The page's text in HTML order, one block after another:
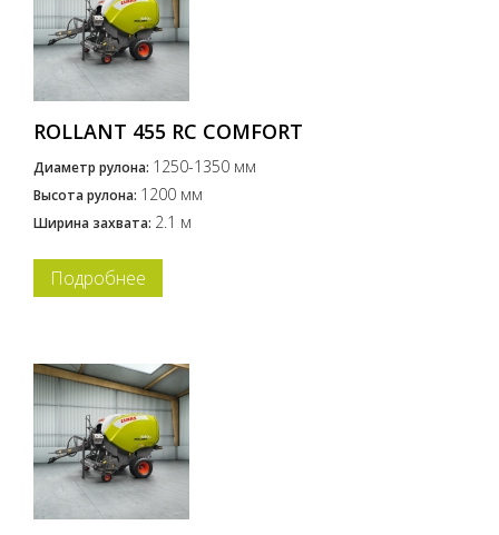
ROLLANT 455 RC COMFORT
Диаметр рулона: 1250-1350 мм
Высота рулона: 1200 мм
Ширина захвата: 2.1 м
Подробнее